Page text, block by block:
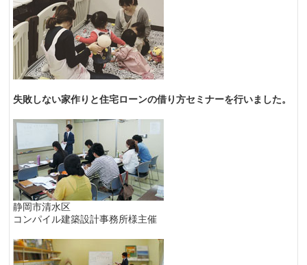
失敗しない家作りと住宅ローンの借り方セミナーを行いました。
静岡市清水区
コンパイル建築設計事務所様主催